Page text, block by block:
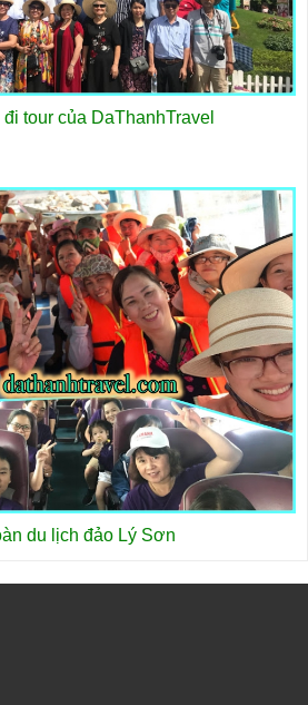
tour của DaThanhTravel
du lịch đảo Lý Sơn